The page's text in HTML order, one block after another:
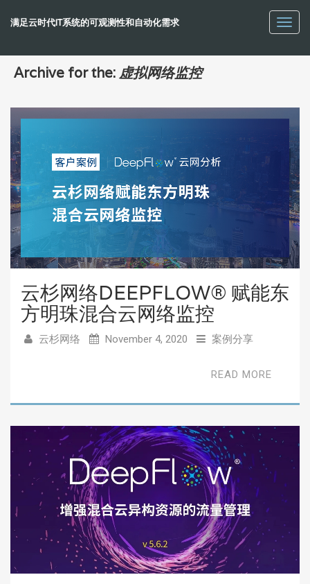
满足云时代IT系统的可观测性和自动化需求
Archive for the: 虚拟网络监控
云杉网络DEEPFLOW® 赋能东
方明珠混合云网络监控
云杉网络 November 4, 2020 案例分享
READ MORE